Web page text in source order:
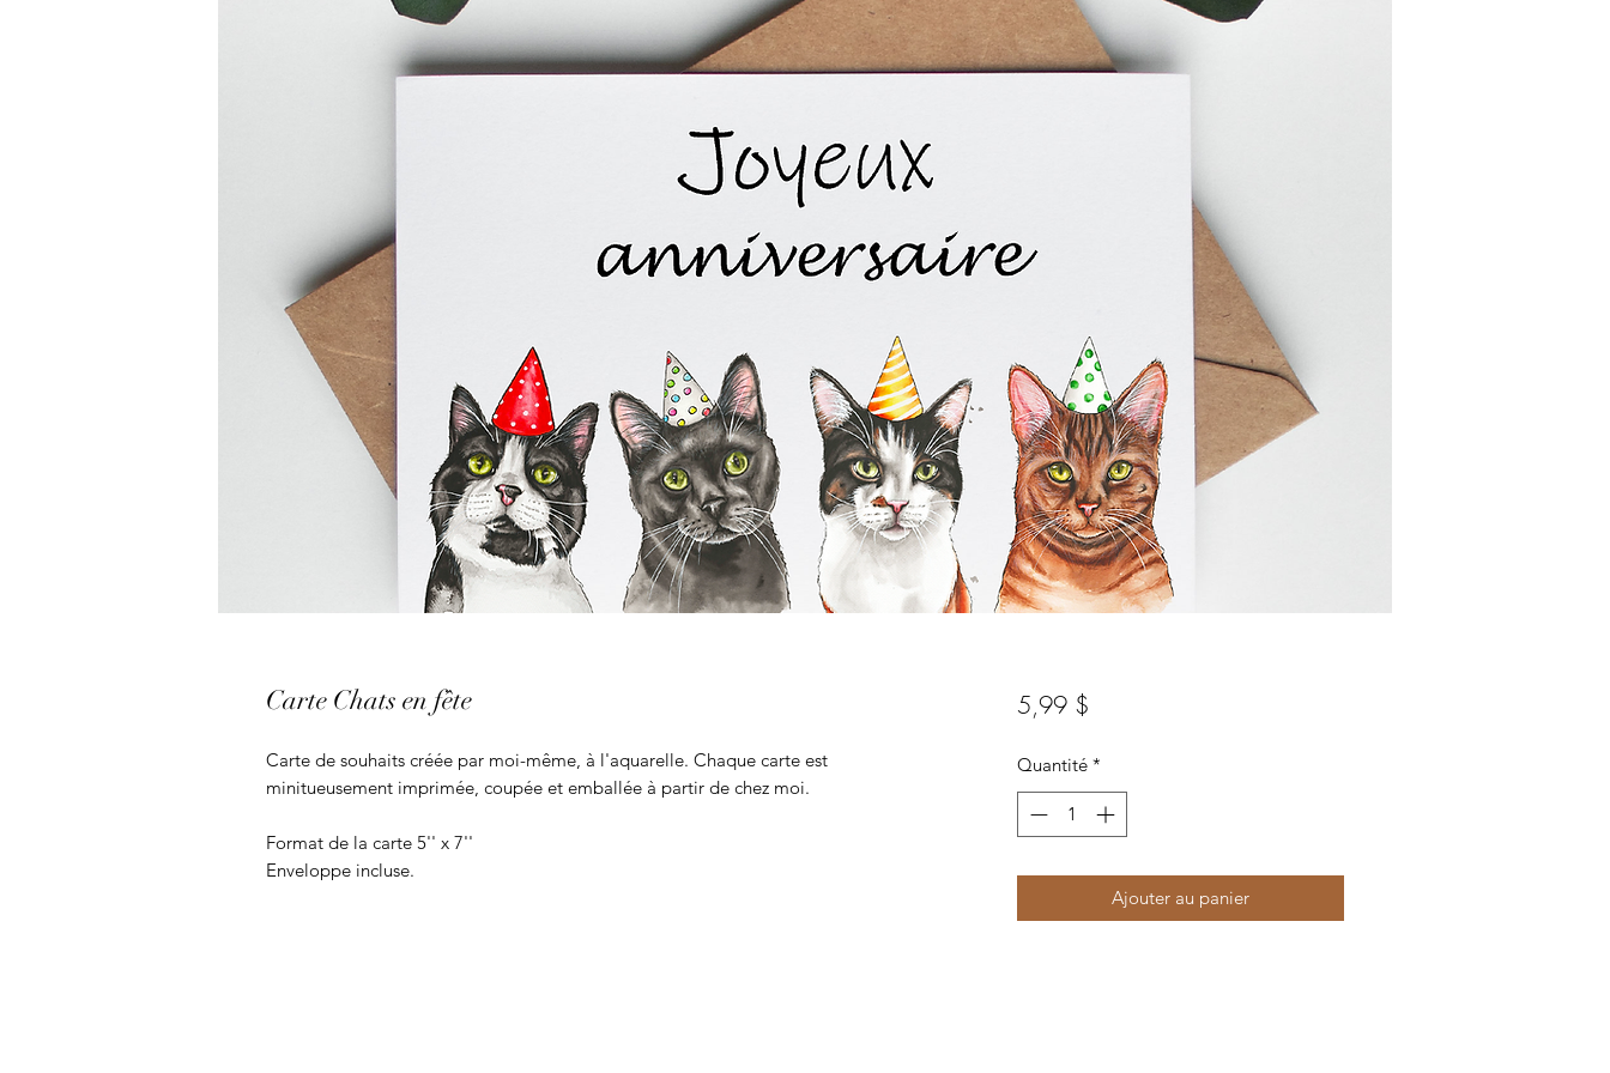
Carte Chats en fête
Carte de souhaits créée par moi-même, à l'aquarelle. Chaque carte est
minitueusement imprimée, coupée et emballée à partir de chez moi.
Format de la carte 5'' x 7''
Enveloppe incluse.
5,99 $Prix
Quantité *
Ajouter au panier